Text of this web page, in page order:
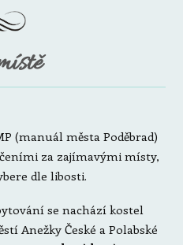
(manuál města Poděbrad)
za zajímavými místy,
dle libosti.
se nachází kostel
Anežky České a Polabské